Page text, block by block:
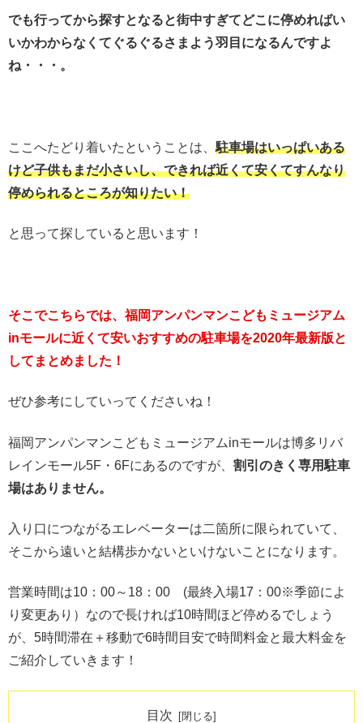
でも行ってから探すとなると街中すぎてどこに停めればい
いかわからなくてぐるぐるさまよう羽目になるんですよ
ね・・・。
ここへたどり着いたということは、 駐車場はいっぱいある
けど子供もまだ小さいし、できれば近くて安くてすんなり
停められるところが知りたい！
と思って探していると思います！
そこでこちらでは、福岡アンパンマンこどもミュージアム
inモールに近くて安いおすすめの駐車場を2020年最新版と
してまとめました！
ぜひ参考にしていってくださいね！
福岡アンパンマンこどもミュージアムinモールは博多リバ
レインモール5F・6Fにあるのですが、 割引のきく専用駐車
場はありません。
入り口につながるエレベーターは二箇所に限られていて、
そこから遠いと結構歩かないといけないことになります。
営業時間は10：00～18：00 (最終入場17：00※季節によ
り変更あり）なので長ければ10時間ほど停めるでしょう
が、5時間滞在＋移動で6時間目安で時間料金と最大料金を
ご紹介していきます！
目次